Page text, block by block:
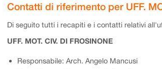
Contatti di riferimento per UFF.
Di seguito tutti i recapiti e i contatti relativi
UFF. MOT. CIV. DI FROSINONE
Responsabile: Arch. Angelo Mancusi